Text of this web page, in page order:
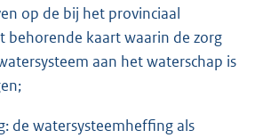
op de bij het provinciaal
behorende kaart waarin de zorg
aan het waterschap is
de watersysteemheffing als